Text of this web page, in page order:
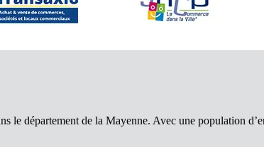
le département de la Mayenne. Avec une population